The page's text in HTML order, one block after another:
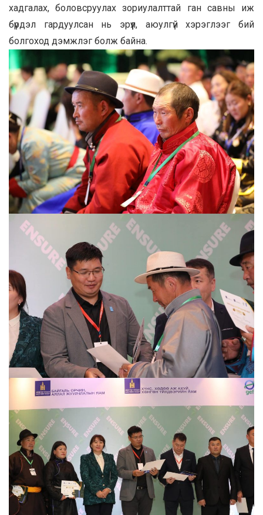
хадгалах, боловсруулах зориулалттай ган савны иж
бүрдэл гардуулсан нь эрүүл, аюулгүй хэрэглээг бий
болгоход дэмжлэг болж байна.